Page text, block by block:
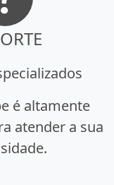
é altamente
atender a sua